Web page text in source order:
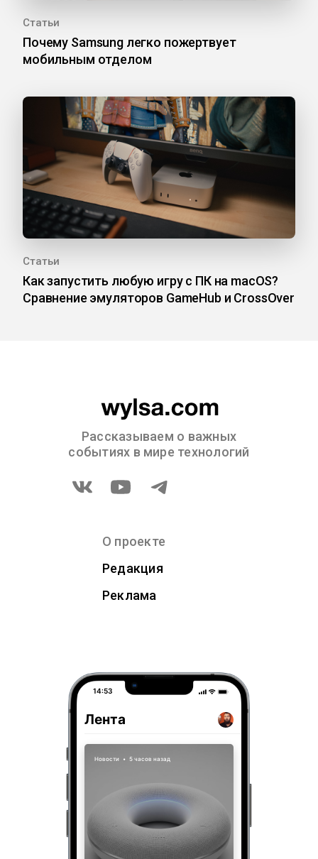
Статьи
Почему Samsung легко пожертвует
мобильным отделом
Статьи
Как запустить любую игру с ПК на macOS?
Сравнение эмуляторов GameHub и CrossOver
Рассказываем о важных
событиях в мире технологий
О проекте
Редакция
Реклама
14:53
Лента
Новости • 5 часов назад